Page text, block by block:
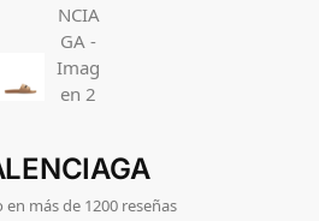
en más de 1200 reseñas